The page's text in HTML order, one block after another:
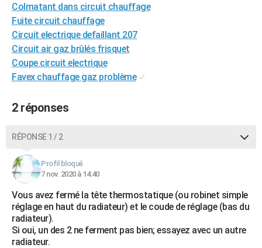
Carte de Noël
Carte Bonne année
Carte Saint-Valentin
Carte Pâques
Carte d'anniversaire
DICTIONNAIRE
Dictionnaire
Biographies
Citations
Expressions
Proverbes
PROGRAMME TV
COPAINS D'AVANT
S'inscrire
Se connecter
Lycées
Collèges
Primaires
Universités
Entreprises
Service militaire
Avis de recherche
AVIS DE DÉCÈS
FORUM
Colmatant dans circuit chauffage
Fuite circuit chauffage
Circuit electrique defaillant 207
Circuit air gaz brûlés frisquet
Coupe circuit electrique
Favex chauffage gaz problème ✓
2 réponses
RÉPONSE 1 / 2
Profil bloqué
7 nov. 2020 à 14:40
Vous avez fermé la tête thermostatique (ou robinet simple
réglage en haut du radiateur) et le coude de réglage (bas du
radiateur).
Si oui, un des 2 ne ferment pas bien; essayez avec un autre
radiateur.